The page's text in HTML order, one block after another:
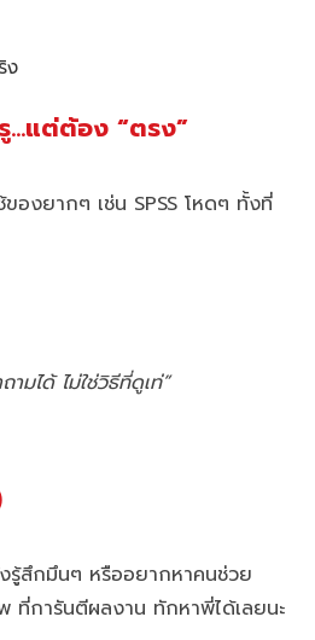
ง
…แต่ต้อง “ตรง”
องยากๆ เช่น SPSS โหดๆ ทั้งที่
มได้ ไม่ใช่วิธีที่ดูเท่”
รู้สึกมึนๆ หรืออยากหาคนช่วย
ที่การันตีผลงาน ทักหาพี่ได้เลยนะ